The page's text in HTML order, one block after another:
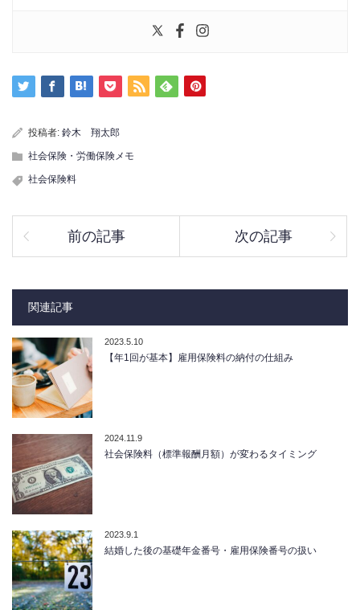
投稿者: 鈴木 翔太郎
社会保険・労働保険メモ
社会保険料
前の記事 次の記事
関連記事
2023.5.10
【年1回が基本】雇用保険料の納付の仕組み
2024.11.9
社会保険料（標準報酬月額）が変わるタイミング
2023.9.1
結婚した後の基礎年金番号・雇用保険番号の扱い